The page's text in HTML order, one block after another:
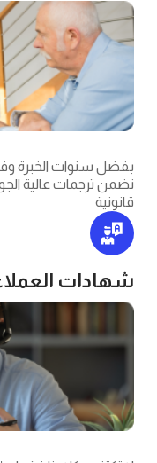
الخبرة وفريق من
عالية الجودة
العملاء